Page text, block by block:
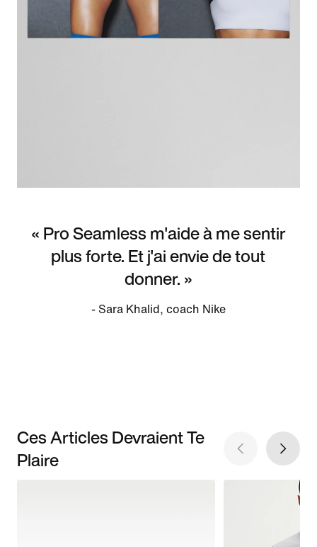
« Pro Seamless m'aide à me sentir
plus forte. Et j'ai envie de tout
donner. »
- Sara Khalid, coach Nike
Ces Articles Devraient Te
Plaire